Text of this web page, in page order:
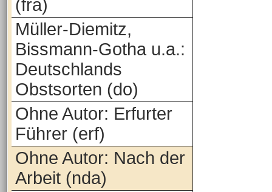
(fra)
Müller-Diemitz,
Bissmann-Gotha u.a.:
Deutschlands
Obstsorten (do)
Ohne Autor: Erfurter
Führer (erf)
Ohne Autor: Nach der
Arbeit (nda)